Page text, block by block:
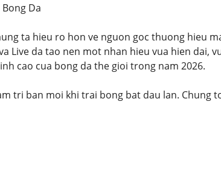
Da
ta hieu ro hon ve nguon goc thuong hieu
Live da tao nen mot nhan hieu vua hien dai,
cao cua bong da the gioi trong nam 2026.
tri ban moi khi trai bong bat dau lan. Chung